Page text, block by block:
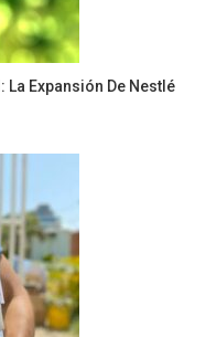
Expansión De Nestlé